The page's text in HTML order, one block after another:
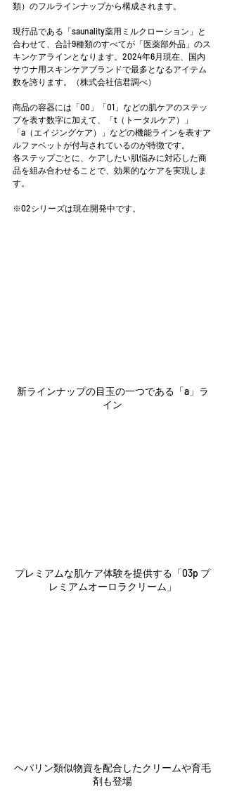
類）のフルラインナップから構成されます。
現行品である「saunality薬用ミルクローション」と
合わせて、合計9種類のすべてが「医薬部外品」のス
キンケアラインとなります。2024年6月現在、国内
サウナ用スキンケアブランドで最多となるアイテム
数を誇ります。（株式会社信君調べ）
商品の容器には「00」「01」などの肌ケアのステッ
プを表す数字に加えて、「t（トータルケア）」
「a（エイジングケア）」などの機能ラインを表すア
ルファベットが付与されているのが特徴です。
各ステップごとに、ケアしたい肌悩みに対応した商
品を組み合わせることで、効果的なケアを実現しま
す。
※02シリーズは現在開発中です。
新ラインナップの目玉の一つである「a」ラ
イン
プレミアムな肌ケア体験を提供する「03p プ
レミアムオーロラクリーム」
ヘパリン類似物資を配合したクリームや育毛
剤も登場